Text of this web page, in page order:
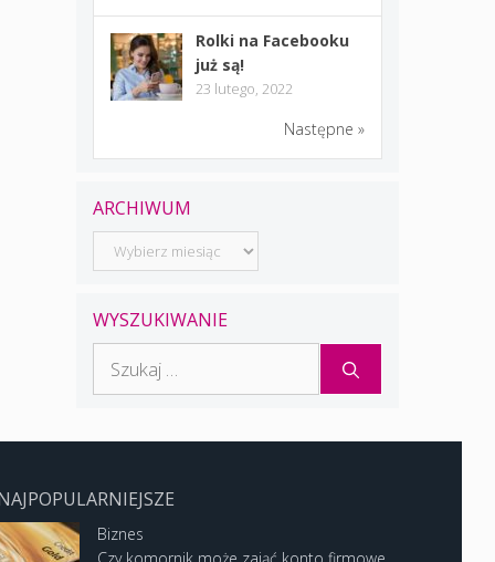
Rolki na Facebooku
już są!
23 lutego, 2022
Następne »
ARCHIWUM
Archiwum
WYSZUKIWANIE
Biznes